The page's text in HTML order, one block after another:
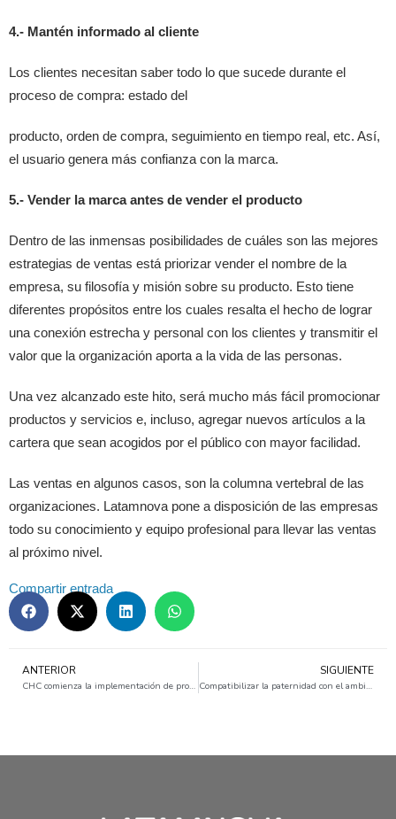
4.- Mantén informado al cliente
Los clientes necesitan saber todo lo que sucede durante el
proceso de compra: estado del
producto, orden de compra, seguimiento en tiempo real, etc. Así,
el usuario genera más confianza con la marca.
5.- Vender la marca antes de vender el producto
Dentro de las inmensas posibilidades de cuáles son las mejores
estrategias de ventas está priorizar vender el nombre de la
empresa, su filosofía y misión sobre su producto. Esto tiene
diferentes propósitos entre los cuales resalta el hecho de lograr
una conexión estrecha y personal con los clientes y transmitir el
valor que la organización aporta a la vida de las personas.
Una vez alcanzado este hito, será mucho más fácil promocionar
productos y servicios e, incluso, agregar nuevos artículos a la
cartera que sean acogidos por el público con mayor facilidad.
Las ventas en algunos casos, son la columna vertebral de las
organizaciones. Latamnova pone a disposición de las empresas
todo su conocimiento y equipo profesional para llevar las ventas
al próximo nivel.
Compartir entrada
ANTERIOR
CHC comienza la implementación de programa 5S junto a Latamnova
SIGUIENTE
Compatibilizar la paternidad con el ambiente laboral